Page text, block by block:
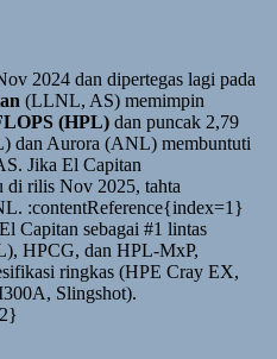
2024 dan dipertegas lagi pada
(LLNL, AS) memimpin
(HPL) dan puncak 2,79
dan Aurora (ANL) membuntuti
Jika El Capitan
di rilis Nov 2025, tahta
:contentReference{index=1}
Capitan sebagai #1 lintas
HPCG, dan HPL-MxP,
ringkas (HPE Cray EX,
Slingshot).